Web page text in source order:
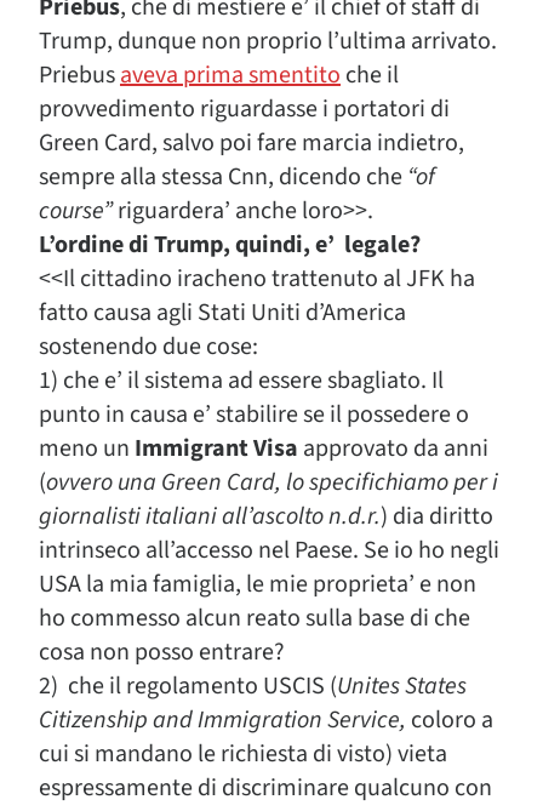
Priebus, che di mestiere e’ il chief of staff di
Trump, dunque non proprio l’ultima arrivato.
Priebusaveva prima smentitoche il
provvedimento riguardasse i portatori di
Green Card, salvo poi fare marcia indietro,
sempre alla stessa Cnn, dicendo che “of
course”riguardera’ anche loro>>.
L’ordine di Trump, quindi, e’ legale?
<<Il cittadino iracheno trattenuto al JFK ha
fatto causa agli Stati Uniti d’America
sostenendo due cose:
1) che e’ il sistema ad essere sbagliato. Il
punto in causa e’ stabilire se il possedere o
meno un Immigrant Visa approvato da anni
(ovvero una Green Card, lo specifichiamo per i
giornalisti italiani all’ascolto n.d.r.) dia diritto
intrinseco all’accesso nel Paese. Se io ho negli
USA la mia famiglia, le mie proprieta’ e non
ho commesso alcun reato sulla base di che
cosa non posso entrare?
2) che il regolamento USCIS (Unites States
Citizenship and Immigration Service, coloro a
cui si mandano le richiesta di visto) vieta
espressamente di discriminare qualcuno con